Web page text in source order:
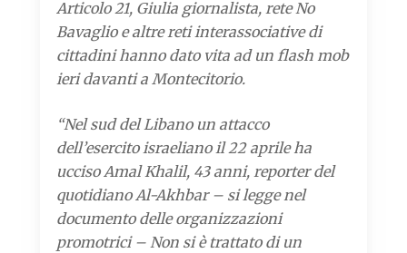
Articolo 21, Giulia giornalista, rete No
Bavaglio e altre reti interassociative di
cittadini hanno dato vita ad un flash mob
ieri davanti a Montecitorio.
“Nel sud del Libano un attacco
dell’esercito israeliano il 22 aprile ha
ucciso Amal Khalil, 43 anni, reporter del
quotidiano Al-Akhbar – si legge nel
documento delle organizzazioni
promotrici – Non si è trattato di un